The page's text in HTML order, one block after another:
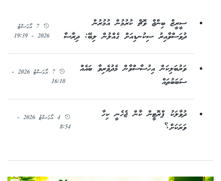
ސީރީޒް ބިންޖް ވޮޗް ކުރުމުން އުމުރުން
ދުވަސްވާއިރު ސިކުނޑިއަށް ގެއްލުން ލިބޭ: ދިރާސާ
7 އޯގަސްޓު
2026 - 19:39
ވަރުބަލިކަން އިހުސާސްވާން މެދުވެރިވާ ބައެއް
ސަބަބުތައް
7 އޯގަސްޓު 2026 -
16:10
ދުވާލަކު ޕްރޮޓީން ކާން ޖެހެނީ ކިހާ
ވަރަކަށް؟
4 އޯގަސްޓު 2026 -
8:54